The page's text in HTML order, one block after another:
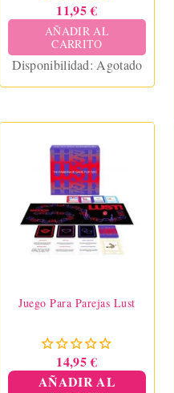
11,95 €
AÑADIR AL
CARRITO
Disponibilidad: Agotado
Juego Para Parejas Lust
14,95 €
AÑADIR AL